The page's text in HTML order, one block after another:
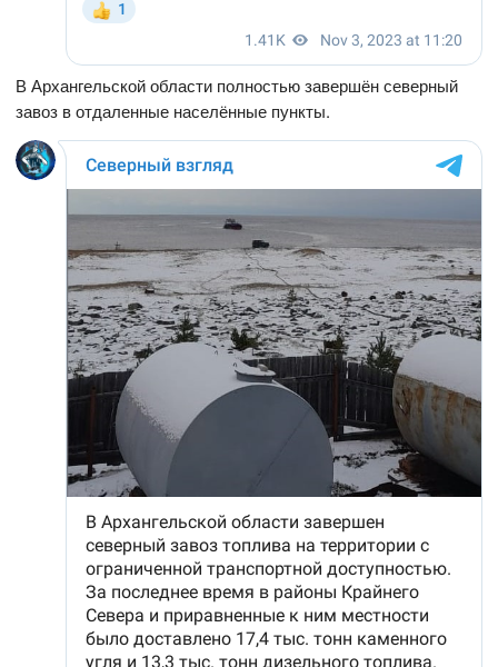
В Архангельской области полностью завершён северный
завоз в отдаленные населённые пункты.